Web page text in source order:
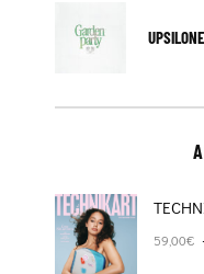
59,00€